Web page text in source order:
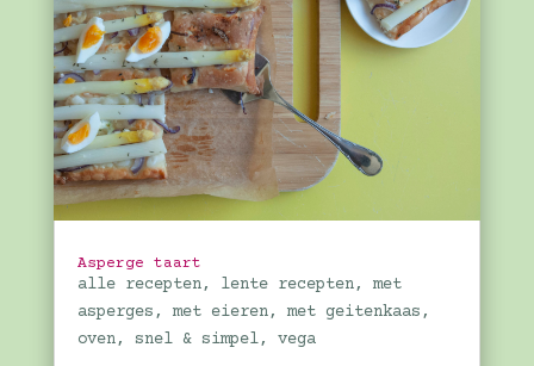
Asperge taart
alle recepten, lente recepten, met
asperges, met eieren, met geitenkaas,
oven, snel & simpel, vega